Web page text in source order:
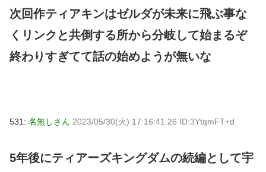
次回作ティアキンはゼルダが未来に飛ぶ事な
くリンクと共倒する所から分岐して始まるぞ
終わりすぎてて話の始めようが無いな
531: 名無しさん 2023/05/30(火) 17:16:41.26 ID:3YtqmFT+d
5年後にティアーズキングダムの続編として宇